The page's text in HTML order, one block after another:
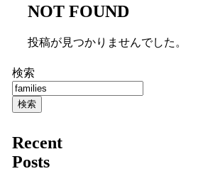
NOT FOUND
投稿が見つかりませんでした。
検索
検索
Recent
Posts